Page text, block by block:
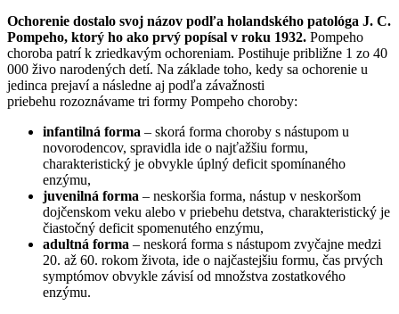
Ochorenie dostalo svoj názov podľa holandského patológa J. C.
Pompeho, ktorý ho ako prvý popísal v roku 1932. Pompeho
choroba patrí k zriedkavým ochoreniam. Postihuje približne 1 zo 40
000 živo narodených detí. Na základe toho, kedy sa ochorenie u
jedinca prejaví a následne aj podľa závažnosti
priebehu rozoznávame tri formy Pompeho choroby:
infantilná forma – skorá forma choroby s nástupom u
novorodencov, spravidla ide o najťažšiu formu,
charakteristický je obvykle úplný deficit spomínaného
enzýmu,
juvenilná forma – neskoršia forma, nástup v neskoršom
dojčenskom veku alebo v priebehu detstva, charakteristický je
čiastočný deficit spomenutého enzýmu,
adultná forma – neskorá forma s nástupom zvyčajne medzi
20. až 60. rokom života, ide o najčastejšiu formu, čas prvých
symptómov obvykle závisí od množstva zostatkového
enzýmu.